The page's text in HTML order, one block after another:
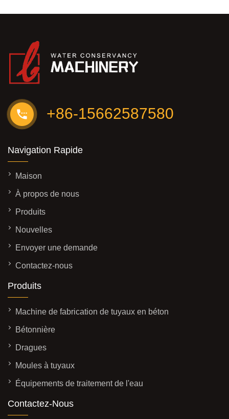
+86-15662587580
Navigation Rapide
Maison
À propos de nous
Produits
Nouvelles
Envoyer une demande
Contactez-nous
Produits
Machine de fabrication de tuyaux en béton
Bétonnière
Dragues
Moules à tuyaux
Équipements de traitement de l'eau
Contactez-Nous